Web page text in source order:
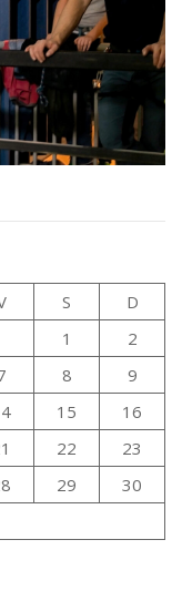
S
D
1
2
8
9
15
16
22
23
29
30